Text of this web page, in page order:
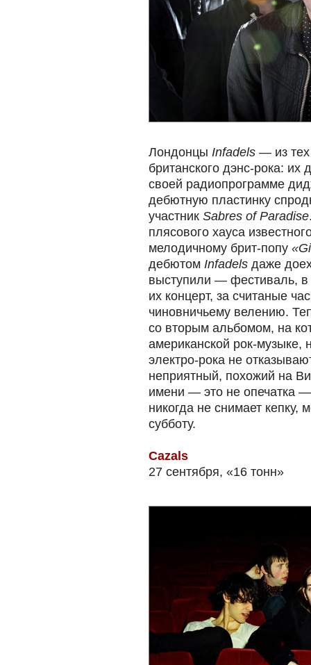
Лондонцы Infadels — из тех
британского дэнс-рока:
своей радиопрограмме
дебютную пластинку
участник Sabres of Paradise
плясового хауса
мелодичному брит-попу
дебютом Infadels даже
выступили — фестиваль, в
их концерт, за считаные
чиновничьему велению.
со вторым альбомом, на
американской рок-музыке,
электро-рока не
неприятный, похожий на
имени — это не опечатка
никогда не снимает кепку,
субботу.
Cazals
27 сентября, «16 тонн»